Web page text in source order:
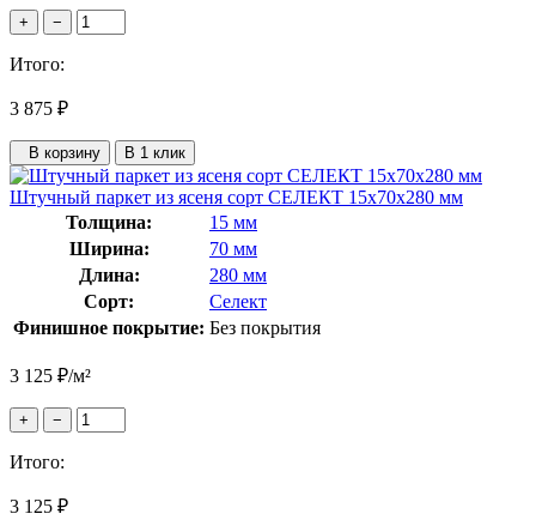
+ −
Итого:
3 875 ₽
В корзину В 1 клик
Штучный паркет из ясеня сорт СЕЛЕКТ 15x70x280 мм
Толщина:
15 мм
Ширина:
70 мм
Длина:
280 мм
Сорт:
Селект
Финишное покрытие: Без покрытия
3 125 ₽/м²
+ −
Итого:
3 125 ₽